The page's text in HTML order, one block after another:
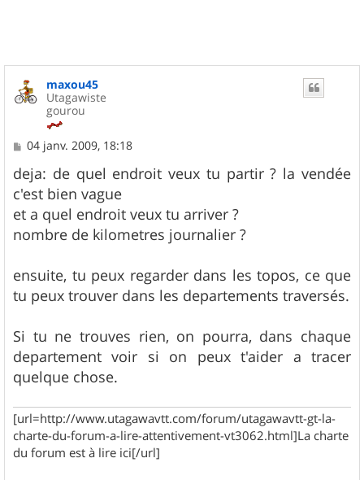
maxou45
Utagawiste
gourou
M
s
s
a
g
e
04 janv. 2009, 18:18
deja: de quel endroit veux tu partir ? la vendée
c'est bien vague
et a quel endroit veux tu arriver ?
nombre de kilometres journalier ?
ensuite, tu peux regarder dans les topos, ce que
tu peux trouver dans les departements traversés.
Si tu ne trouves rien, on pourra, dans chaque
departement voir si on peux t'aider a tracer
quelque chose.
[url=http://www.utagawavtt.com/forum/utagawavtt-gt-la-
charte-du-forum-a-lire-attentivement-vt3062.html]La charte
du forum est à lire ici[/url]